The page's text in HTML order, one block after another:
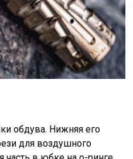
обдува. Нижняя его
для воздушного